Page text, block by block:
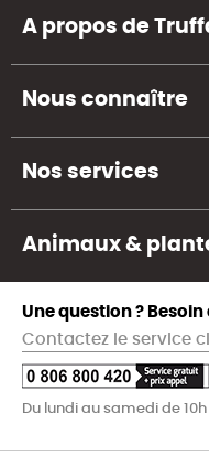
A propos de
Nous connaître
Nos services
Animaux &
Une question ? Besoin
Contactez le service
Du lundi au samedi de 10h